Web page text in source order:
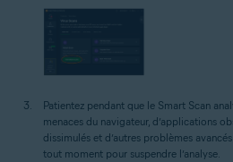
Patientez pendant que le Smart Scan
menaces du navigateur, d’applications
dissimulés et d’autres problèmes
tout moment pour suspendre l’analyse.